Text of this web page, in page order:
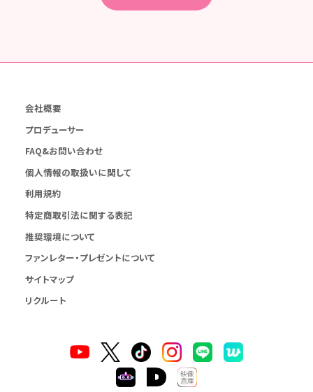
会社概要
プロデューサー
FAQ&お問い合わせ
個人情報の取扱いに関して
利用規約
特定商取引法に関する表記
推奨環境について
ファンレター・プレゼントについて
サイトマップ
リクルート